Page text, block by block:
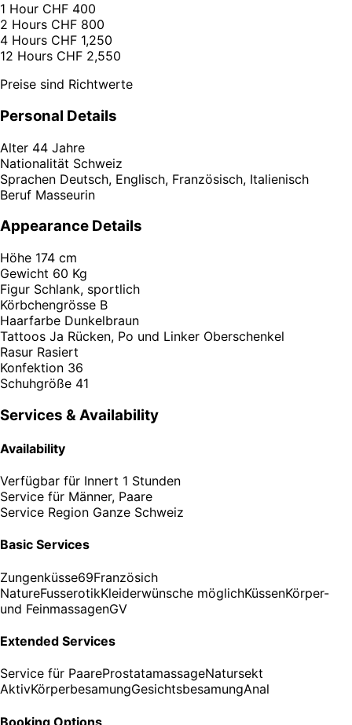
1 Hour CHF 400
2 Hours CHF 800
4 Hours CHF 1,250
12 Hours CHF 2,550
Preise sind Richtwerte
Personal Details
Alter 44 Jahre
Nationalität Schweiz
Sprachen Deutsch, Englisch, Französisch, Italienisch
Beruf Masseurin
Appearance Details
Höhe 174 cm
Gewicht 60 Kg
Figur Schlank, sportlich
Körbchengrösse B
Haarfarbe Dunkelbraun
Tattoos Ja Rücken, Po und Linker Oberschenkel
Rasur Rasiert
Konfektion 36
Schuhgröße 41
Services & Availability
Availability
Verfügbar für Innert 1 Stunden
Service für Männer, Paare
Service Region Ganze Schweiz
Basic Services
Zungenküsse69Französich
NatureFusserotikKleiderwünsche möglichKüssenKörper-
und FeinmassagenGV
Extended Services
Service für PaareProstatamassageNatursekt
AktivKörperbesamungGesichtsbesamungAnal
Booking Options